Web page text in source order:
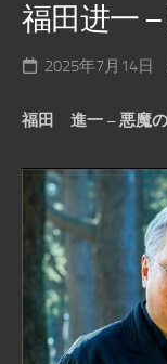
福田进一
2025年7月14日
福田 進一 – 悪魔の